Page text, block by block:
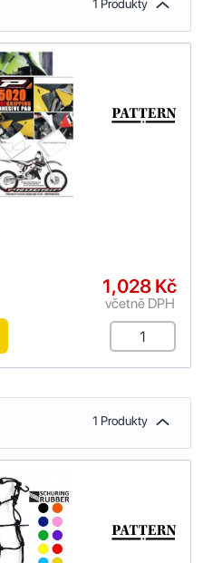
1 Produkty
1,028 Kč
včetně DPH
1 Produkty